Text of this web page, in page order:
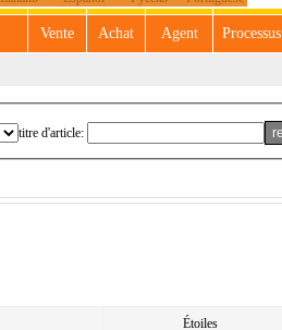
Vente Achat Agent Processus
titre d'article:
Étoiles